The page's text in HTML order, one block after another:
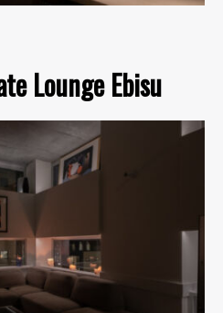
Lounge Ebisu